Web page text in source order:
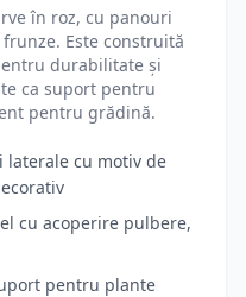
în roz, cu panouri
Este construită
durabilitate și
ca suport pentru
pentru grădină.
laterale cu motiv de
cu acoperire pulbere,
pentru plante